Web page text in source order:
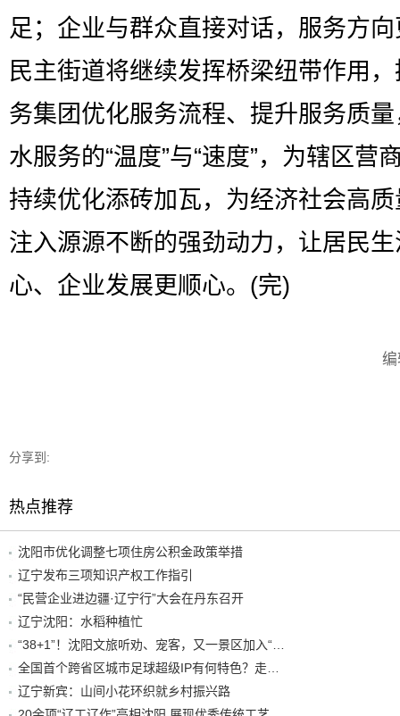
足；企业与群众直接对话，服务方
民主街道将继续发挥桥梁纽带作用
务集团优化服务流程、提升服务质
水服务的“温度”与“速度”，为辖区营
持续优化添砖加瓦，为经济社会高
注入源源不断的强劲动力，让居民
心、企业发展更顺心。(完)
分享到:
热点推荐
沈阳市优化调整七项住房公积金政策举措
辽宁发布三项知识产权工作指引
“民营企业进边疆·辽宁行”大会在丹东召开
辽宁沈阳：水稻种植忙
辽宁新宾：山间小花环织就乡村振兴路